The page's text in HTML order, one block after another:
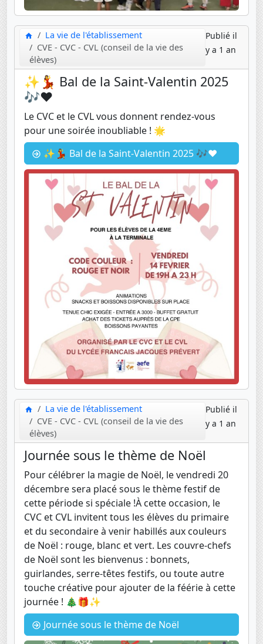
La vie de l'établissement
CVE - CVC - CVL (conseil de la vie des
élèves)
Publié il
y a 1 an
✨💃 Bal de la Saint-Valentin 2025
🎶❤️
Le CVC et le CVL vous donnent rendez-vous
pour une soirée inoubliable ! 🌟
✨💃 Bal de la Saint-Valentin 2025 🎶❤️
La vie de l'établissement
CVE - CVC - CVL (conseil de la vie des
élèves)
Publié il
y a 1 an
Journée sous le thème de Noël
Pour célébrer la magie de Noël, le vendredi 20
décembre sera placé sous le thème festif de
cette période si spéciale !À cette occasion, le
CVC et CVL invitent tous les élèves du primaire
et du secondaire à venir habillés aux couleurs
de Noël : rouge, blanc et vert. Les couvre-chefs
de Noël sont les bienvenus : bonnets,
guirlandes, serre-têtes festifs, ou toute autre
touche créative pour ajouter de la féérie à cette
journée ! 🎄🎁✨
Journée sous le thème de Noël